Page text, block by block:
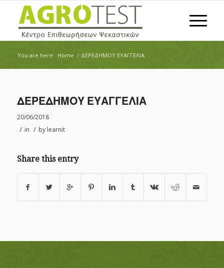
You are here: Home / ΔΕΡΕΔΗΜΟΥ ΕΥΑΓΓΕΛΙΑ
ΔΕΡΕΔΗΜΟΥ ΕΥΑΓΓΕΛΙΑ
20/06/2018
/ in / by learnit
Share this entry